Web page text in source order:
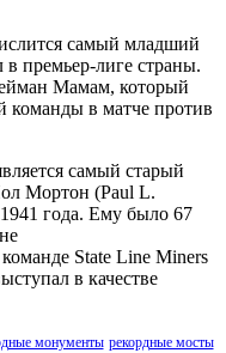
самый младший
премьер-лиге страны.
Мамам, который
команды в матче против
самый старый
Мортон (Paul L.
года. Ему было 67
State Line Miners
в качестве
монументы рекордные мосты